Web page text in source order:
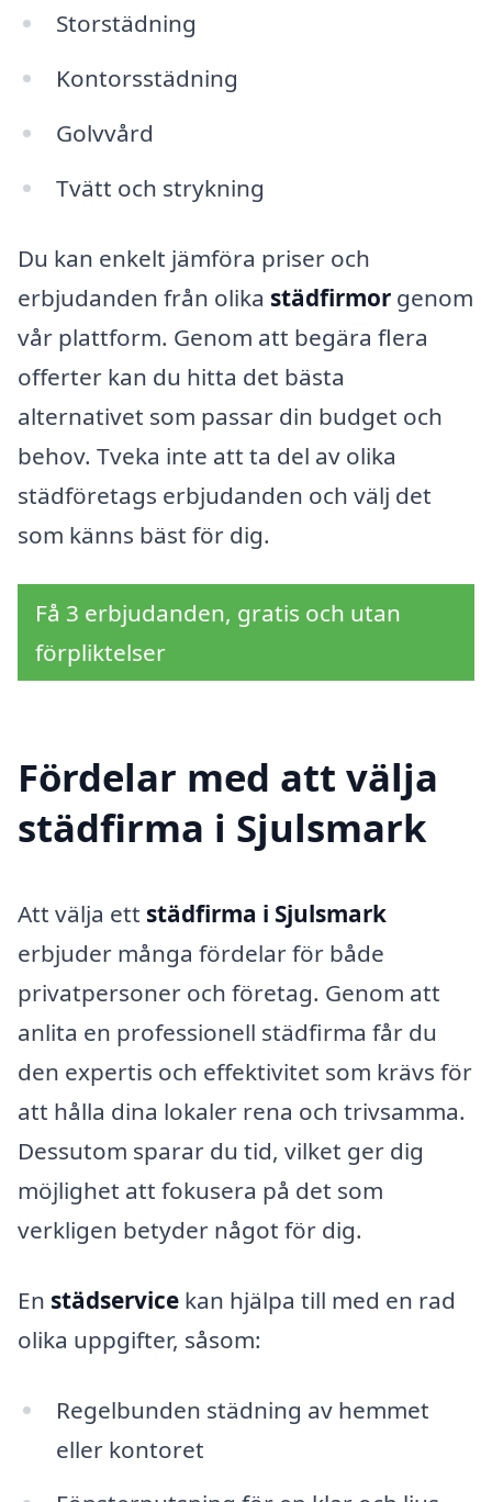
Storstädning
Kontorsstädning
Golvvård
Tvätt och strykning
Du kan enkelt jämföra priser och
erbjudanden från olika städfirmor genom
vår plattform. Genom att begära flera
offerter kan du hitta det bästa
alternativet som passar din budget och
behov. Tveka inte att ta del av olika
städföretags erbjudanden och välj det
som känns bäst för dig.
Få 3 erbjudanden, gratis och utan
förpliktelser
Fördelar med att välja
städfirma i Sjulsmark
Att välja ett städfirma i Sjulsmark
erbjuder många fördelar för både
privatpersoner och företag. Genom att
anlita en professionell städfirma får du
den expertis och effektivitet som krävs för
att hålla dina lokaler rena och trivsamma.
Dessutom sparar du tid, vilket ger dig
möjlighet att fokusera på det som
verkligen betyder något för dig.
En städservice kan hjälpa till med en rad
olika uppgifter, såsom:
Regelbunden städning av hemmet
eller kontoret